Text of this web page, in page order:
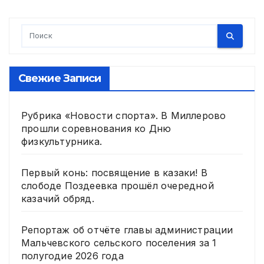
Свежие Записи
Рубрика «Новости спорта». В Миллерово
прошли соревнования ко Дню
физкультурника.
Первый конь: посвящение в казаки! В
слободе Поздеевка прошёл очередной
казачий обряд.
Репортаж об отчёте главы администрации
Мальчевского сельского поселения за 1
полугодие 2026 года